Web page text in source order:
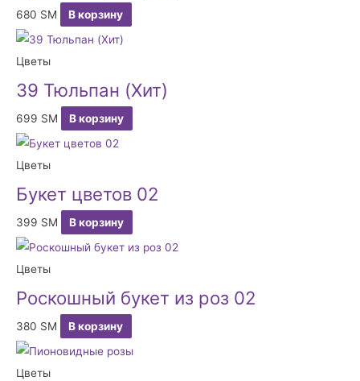
680 ЅМ В корзину
Цветы
39 Тюльпан (Хит)
699 ЅМ В корзину
Цветы
Букет цветов 02
399 ЅМ В корзину
Цветы
Роскошный букет из роз 02
380 ЅМ В корзину
Цветы